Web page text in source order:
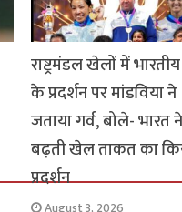
राष्ट्रमंडल खेलों में
के प्रदर्शन पर मांडविया ने
जताया गर्व, बोले- भारत ने
बढ़ती खेल ताकत का
प्रदर्शन